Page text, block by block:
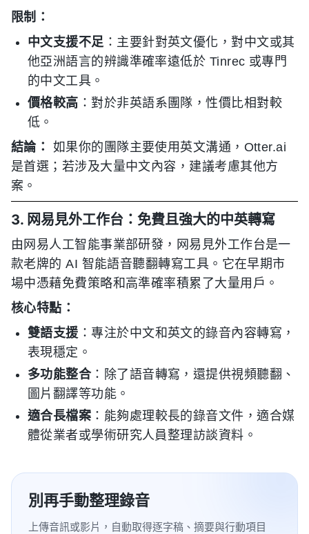
限制：
中文支援不足 ：主要針對英文優化，對中文或其
他亞洲語言的辨識準確率遠低於 Tinrec 或專門
的中文工具。
價格較高 ：對於非英語系團隊，性價比相對較
低。
結論：
如果你的團隊主要使用英文溝通，Otter.ai
是首選；若涉及大量中文內容，建議考慮其他方
案。
3. 网易見外工作台：免費且強大的中英轉寫
由网易人工智能事業部研發，网易見外工作台是一
款老牌的 AI 智能語音聽翻轉寫工具。它在早期市
場中憑藉免費策略和高準確率積累了大量用戶。
核心特點：
雙語支援 ：專注於中文和英文的錄音內容轉寫，
表現穩定。
多功能整合：除了語音轉寫，還提供視頻聽翻、
圖片翻譯等功能。
適合長檔案 ：能夠處理較長的錄音文件，適合媒
體從業者或學術研究人員整理訪談資料。
別再手動整理錄音
上傳音訊或影片，自動取得逐字稿、摘要與行動項目